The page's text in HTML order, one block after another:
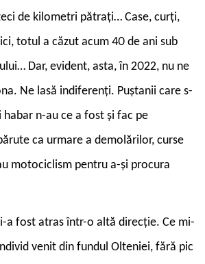
de kilometri pătrați… Case, curți,
totul a căzut acum 40 de ani sub
Dar, evident, asta, în 2022, nu ne
Ne lasă indiferenți. Puștanii care s-
habar n-au ce a fost și fac pe
ca urmare a demolărilor, curse
motociclism pentru a-și procura
a fost atras într-o altă direcție. Ce mi-
venit din fundul Olteniei, fără pic